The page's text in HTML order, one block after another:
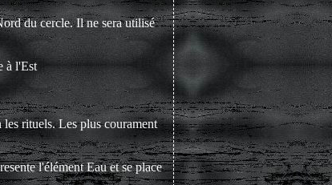
du cercle. Il ne sera utilisé
à l'Est
les rituels. Les plus courament
l'élément Eau et se place